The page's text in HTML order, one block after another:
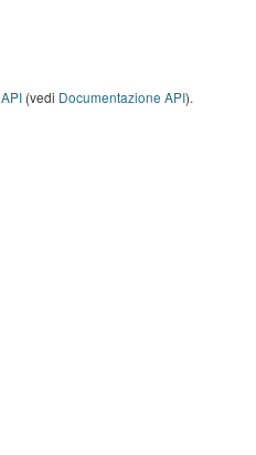
API (vedi Documentazione API).